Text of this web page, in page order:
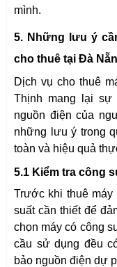
mình.
5. Những lưu ý
cho thuê tại Đà
Dịch vụ cho thuê
Thịnh mang lại sự
nguồn điện của
những lưu ý trong
toàn và hiệu quả
5.1 Kiểm tra công
Trước khi thuê máy
suất cần thiết để
chọn máy có công
cầu sử dụng đều
bảo nguồn điện dự